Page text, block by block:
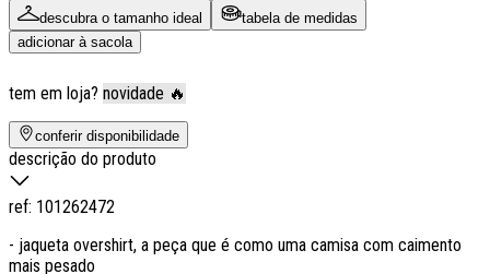
descubra o tamanho ideal
tabela de medidas
adicionar à sacola
tem em loja? novidade 🔥
conferir disponibilidade
descrição do produto
ref: 101262472
- jaqueta overshirt, a peça que é como uma camisa com caimento
mais pesado